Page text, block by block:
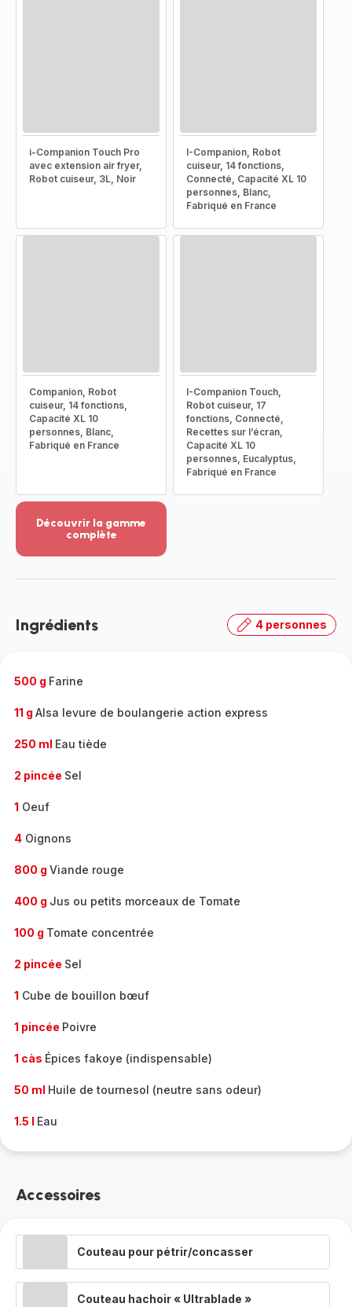
i-Companion Touch Pro
avec extension air fryer,
Robot cuiseur, 3L, Noir
I-Companion, Robot
cuiseur, 14 fonctions,
Connecté, Capacité XL 10
personnes, Blanc,
Fabriqué en France
Companion, Robot
cuiseur, 14 fonctions,
Capacité XL 10
personnes, Blanc,
Fabriqué en France
I-Companion Touch,
Robot cuiseur, 17
fonctions, Connecté,
Recettes sur l’écran,
Capacité XL 10
personnes, Eucalyptus,
Fabriqué en France
Découvrir la gamme
complète
-
gamme
Ingrédients 4 personnes
500 g Farine
11 g Alsa levure de boulangerie action express
250 ml Eau tiède
2 pincée Sel
1 Oeuf
4 Oignons
800 g Viande rouge
400 g Jus ou petits morceaux de Tomate
100 g Tomate concentrée
2 pincée Sel
1 Cube de bouillon bœuf
1 pincée Poivre
1 càs Épices fakoye (indispensable)
50 ml Huile de tournesol (neutre sans odeur)
1.5 l Eau
Accessoires
Couteau pour pétrir/concasser
Couteau hachoir « Ultrablade »